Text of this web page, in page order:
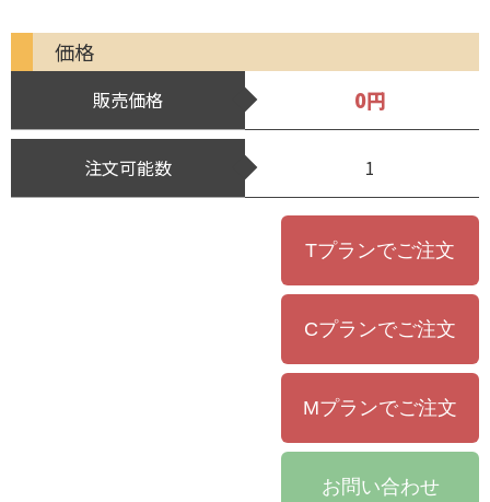
価格
販売価格 0円
注文可能数 1